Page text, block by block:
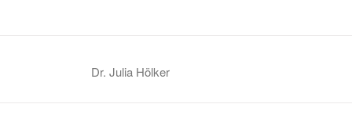
Dr. Julia Hölker